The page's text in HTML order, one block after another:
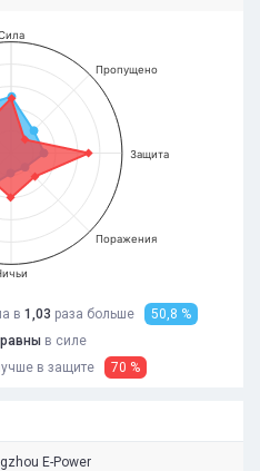
Пропущено
Защита
Поражения
в 1,03 раза больше
50,8 %
равны в силе
в защите 70 %
E-Power